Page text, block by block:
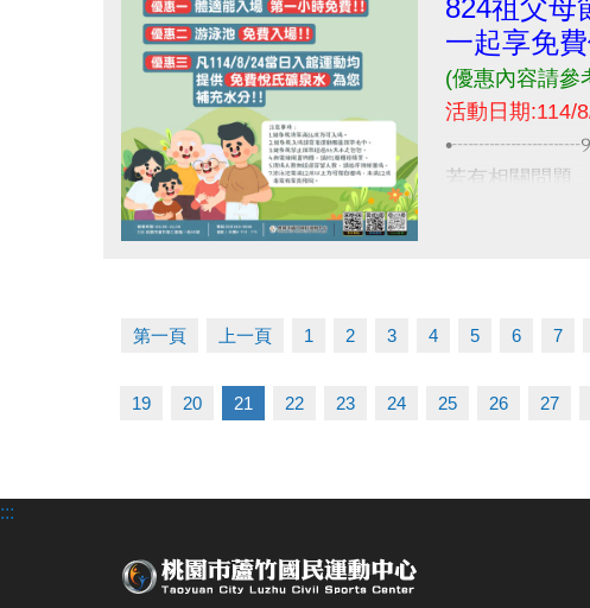
824祖父母
一起享免
(優惠內容請參
活動日期:114/
若有相關問題
第一頁 上一頁 1 2 3 4 5 6 7
19 20 21 22 23 24 25 26 27
:::